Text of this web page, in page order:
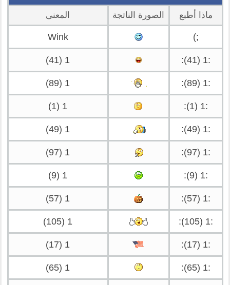
ماذا أطبع الصورة الناتجة المعنى
;)
Wink
:1 (41):
1 (41)
:1 (89):
1 (89)
:1 (1):
1 (1)
:1 (49):
1 (49)
:1 (97):
1 (97)
:1 (9):
1 (9)
:1 (57):
1 (57)
:1 (105):
1 (105)
:1 (17):
1 (17)
:1 (65):
1 (65)